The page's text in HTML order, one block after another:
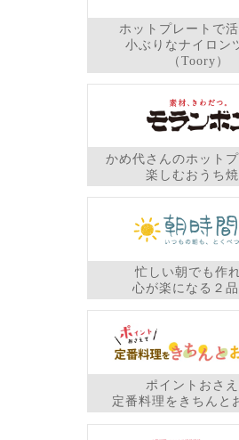
ホットプレートで
小ぶりなナイロン
（Toory）
かめ代さんのホット
楽しむおうち
忙しい朝でも作
心が楽になる２
ポイントおさえ
定番料理をきちんと